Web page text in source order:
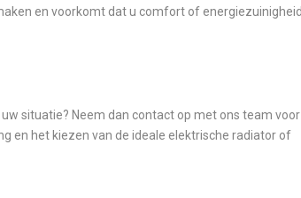
en voorkomt dat u comfort of energiezuinigheid
situatie? Neem dan contact op met ons team voor
en het kiezen van de ideale elektrische radiator of